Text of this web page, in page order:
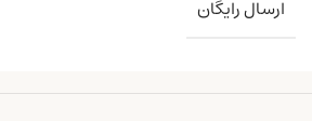
ارسال رایگان